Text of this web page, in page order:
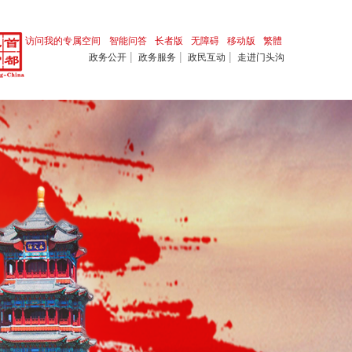
繁體
移动版
无障碍
长者版
智能问答
访问我的专属空间
政务公开 | 政务服务 | 政民互动 | 走进门头沟